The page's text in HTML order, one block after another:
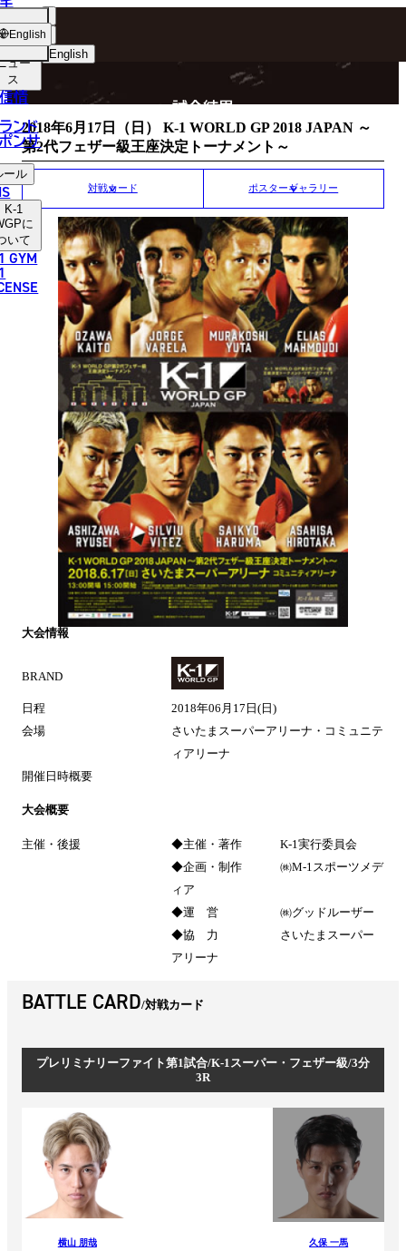
English
한국어
中文（繁體）
ไทย
العربية
ョッ
プ
ュー
ス
情
ンド
ンサ
ール
K-1
に
いて
GYM
English MATCH RESULT
試合結果
2018年6月17日（日） K-1 WORLD GP 2018 JAPAN ～
第2代フェザー級王座決定トーナメント～
対戦カード ポスターギャラリー
大会情報
BRAND
日程
2018年06月17日(日)
会場
さいたまスーパーアリーナ・コミュニテ
ィアリーナ
開催日時概要
大会概要
主催・後援
◆主催・著作 K-1実行委員会
◆企画・制作 ㈱M-1スポーツメデ
ィア
◆運 営 ㈱グッドルーザー
◆協 力 さいたまスーパー
アリーナ
BATTLE CARD 対戦カード
プレリミナリーファイト第1試合/K-1スーパー・フェザー級/3分
3R
横山 朋哉 久保 一馬